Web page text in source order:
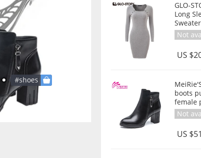
GLO-
Long
Not
US
boots
female
Not
US
#shoes